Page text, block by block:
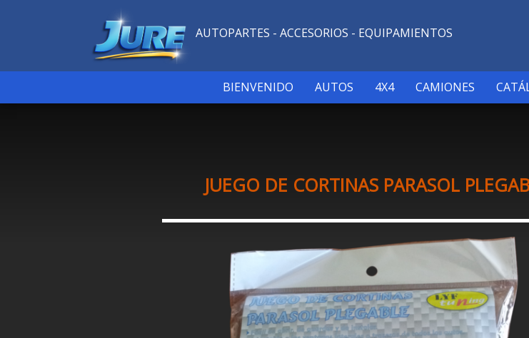
AUTOPARTES - ACCESORIOS - EQUIPAMIENTOS
BIENVENIDO AUTOS 4X4 CAMIONES
JUEGO DE CORTINAS PARASOL